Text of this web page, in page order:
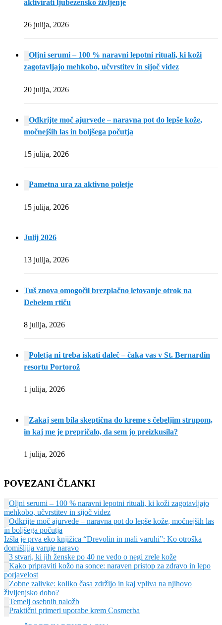
aktivirati ljubezensko življenje
26 julija, 2026
Oljni serumi – 100 % naravni lepotni rituali, ki koži
zagotavljajo mehkobo, učvrstitev in sijoč videz
20 julija, 2026
Odkrijte moč ajurvede – naravna pot do lepše kože,
močnejših las in boljšega počutja
15 julija, 2026
Pametna ura za aktivno poletje
15 julija, 2026
Julij 2026
13 julija, 2026
Tuš znova omogočil brezplačno letovanje otrok na
Debelem rtiču
8 julija, 2026
Poletja ni treba iskati daleč – čaka vas v St. Bernardin
resortu Portorož
1 julija, 2026
Zakaj sem bila skeptična do kreme s čebeljim strupom,
in kaj me je prepričalo, da sem jo preizkusila?
1 julija, 2026
POVEZANI ČLANKI
Oljni serumi – 100 % naravni lepotni rituali, ki koži zagotavljajo
mehkobo, učvrstitev in sijoč videz
Odkrijte moč ajurvede – naravna pot do lepše kože, močnejših las
in boljšega počutja
Izšla je prva eko knjižica “Drevolin in mali varuhi”: Ko otroška
domišljija varuje naravo
3 stvari, ki jih ženske po 40 ne vedo o negi zrele kože
Kako pripraviti kožo na sonce: naraven pristop za zdravo in lepo
porjavelost
Zobne zalivke: koliko časa zdržijo in kaj vpliva na njihovo
življenjsko dobo?
Temelj osebnih naložb
Praktični primeri uporabe krem Cosmerba